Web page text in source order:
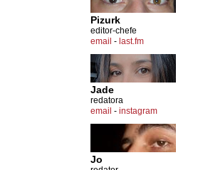
Pizurk
editor-chefe
email - last.fm
Jade
redatora
email - instagram
Jo